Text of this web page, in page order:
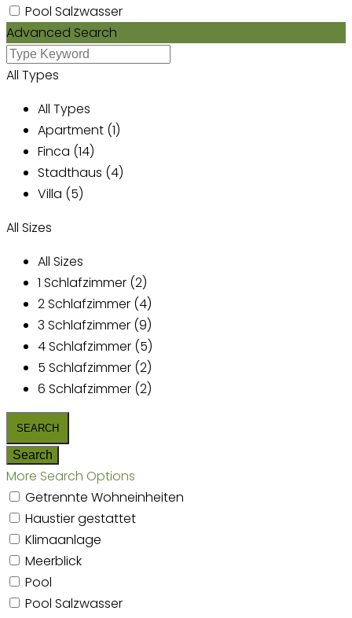
Pool Salzwasser
Advanced Search
All Types
All Types
Apartment (1)
Finca (14)
Stadthaus (4)
Villa (5)
All Sizes
All Sizes
1 Schlafzimmer (2)
2 Schlafzimmer (4)
3 Schlafzimmer (9)
4 Schlafzimmer (5)
5 Schlafzimmer (2)
6 Schlafzimmer (2)
More Search Options
Getrennte Wohneinheiten
Haustier gestattet
Klimaanlage
Meerblick
Pool
Pool Salzwasser